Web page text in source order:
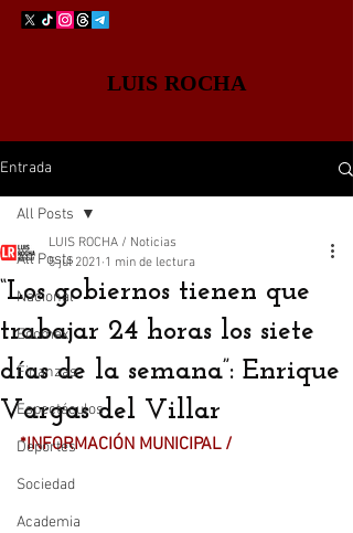
LUIS ROCHA
Entrada
All Posts
Nacional
Edomex
Finanzas
Espectáculos
Deportes
Sociedad
Academia
All Posts
“Los gobiernos tienen que
trabajar 24 horas los siete
días de la semana”: Enrique
Vargas del Villar
LUIS ROCHA / Noticias
5 jul 2021 1 min de lectura
*INFORMACIÓN MUNICIPAL /